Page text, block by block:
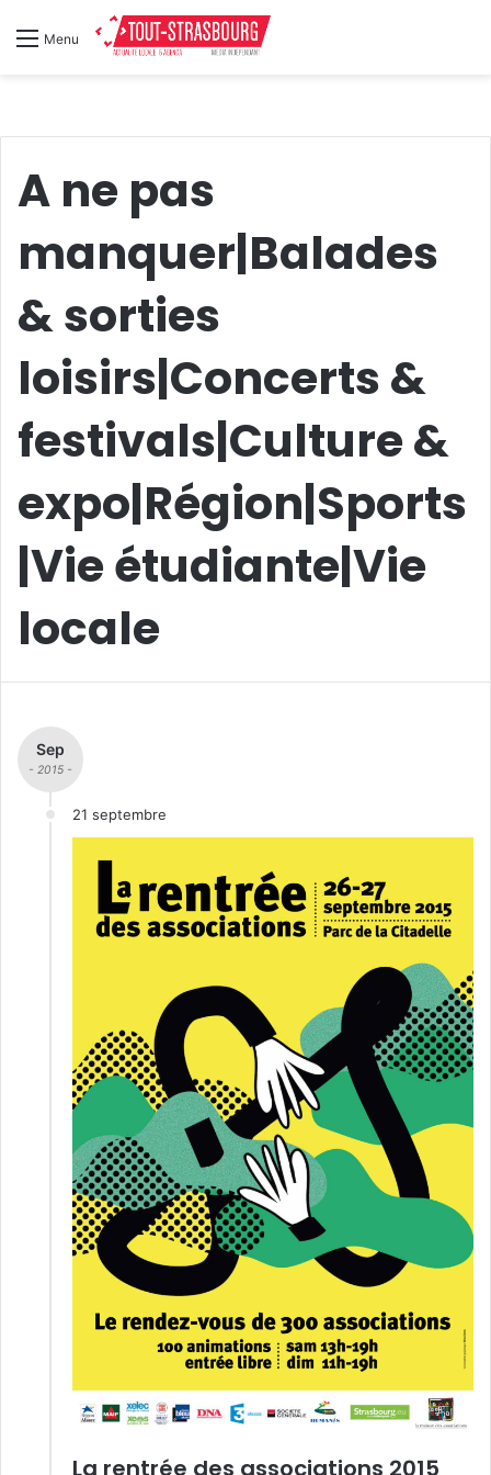
Menu
A ne pas
manquer|Balades
& sorties
loisirs|Concerts &
festivals|Culture &
expo|Région|Sports
|Vie étudiante|Vie
locale
Sep
- 2015 -
21 septembre
La rentrée des associations 2015